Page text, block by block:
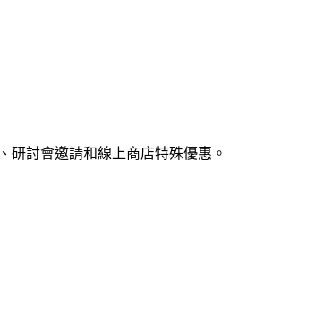
研討會邀請和線上商店特殊優惠。